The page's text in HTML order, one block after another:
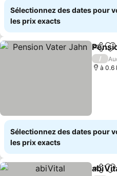
Sélectionnez des dates pour
les prix exacts
/
à 0.6
Sélectionnez des dates pour
les prix exacts